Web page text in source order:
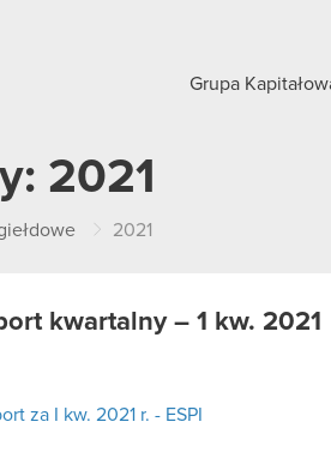
Grupa
2021
2021
kwartalny – 1 kw. 2021
za I kw. 2021 r. - ESPI